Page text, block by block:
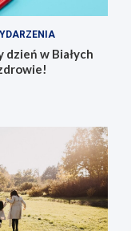
dzień w Białych